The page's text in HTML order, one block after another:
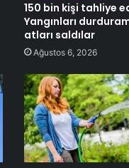
150 bin kişi tahliye
Yangınları
atları saldılar
Ağustos 6, 2026